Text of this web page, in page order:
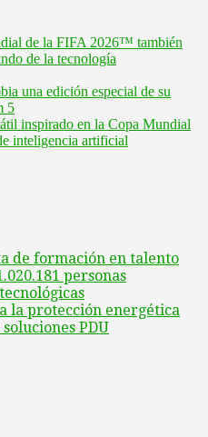
de la FIFA 2026™ también
de la tecnología
una edición especial de su
5
inspirado en la Copa Mundial
inteligencia artificial
de formación en talento
personas
la protección energética
PDU